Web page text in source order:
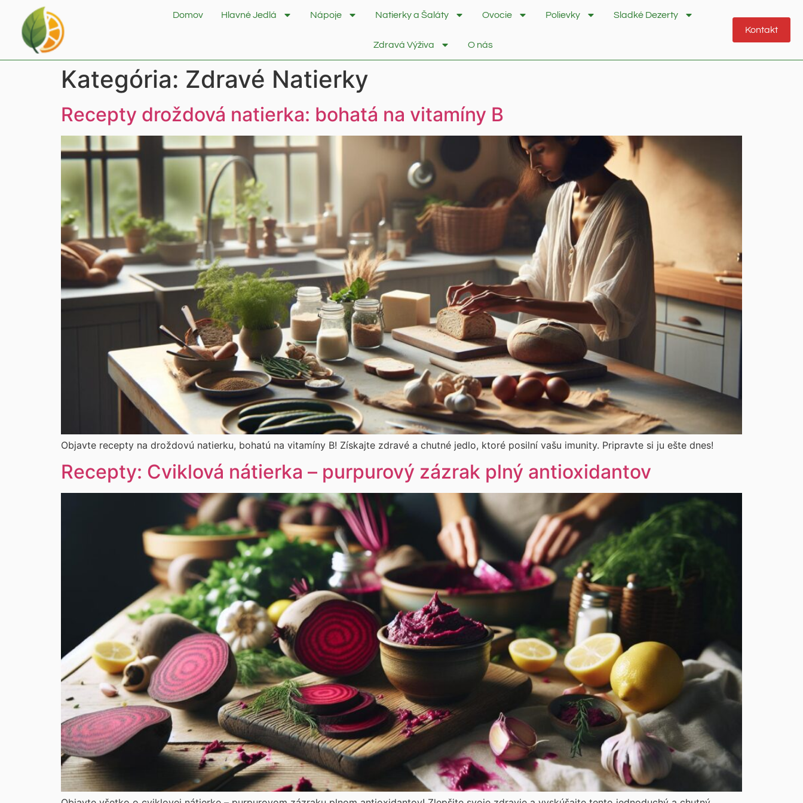
Domov Hlavné Jedlá Nápoje Natierky a Šaláty Ovocie Polievky Sladké Dezerty
Zdravá Výživa O nás
Kontakt
Kategória: Zdravé Natierky
Recepty droždová natierka: bohatá na vitamíny B
Objavte recepty na droždovú natierku, bohatú na vitamíny B! Získajte zdravé a chutné jedlo, ktoré posilní vašu imunity. Pripravte si ju ešte dnes!
Recepty: Cviklová nátierka – purpurový zázrak plný antioxidantov